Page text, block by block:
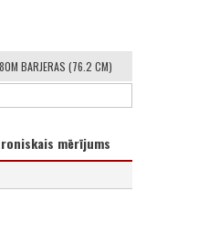
80M BARJERAS (76.2 CM)
mērījums